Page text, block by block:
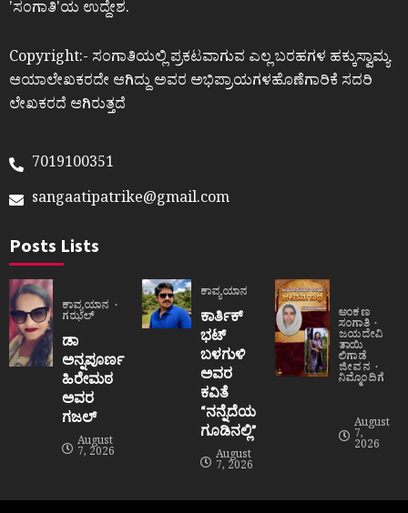
ʼಸಂಗಾತಿʼಯ ಉದ್ದೇಶ.
Copyright:- ಸಂಗಾತಿಯಲ್ಲಿ ಪ್ರಕಟವಾಗುವ ಎಲ್ಲ ಬರಹಗಳ ಹಕ್ಕುಸ್ವಾಮ್ಯ
ಆಯಾಲೇಖಕರದೇ ಆಗಿದ್ದು ಅವರ ಅಭಿಪ್ರಾಯಗಳಹೊಣೆಗಾರಿಕೆ ಸದರಿ
ಲೇಖಕರದೆ ಆಗಿರುತ್ತದೆ
7019100351
sangaatipatrike@gmail.com
Posts Lists
ಕಾವ್ಯಯಾನ
ಗಝಲ್
ಡಾ
ಅನ್ನಪೂರ್ಣ
ಹಿರೇಮಠ
ಅವರ
ಗಜಲ್
August
7, 2026
ಕಾವ್ಯಯಾನ
ಕಾರ್ತಿಕ್
ಭಟ್
ಬಳಗುಳಿ
ಅವರ
ಕವಿತೆ
“ನನ್ನೆದೆಯ
ಗೂಡಿನಲ್ಲಿ”
August
7, 2026
ಅಂಕಣ
ಸಂಗಾತಿ
ಜಯದೇವಿ
ತಾಯಿ
ಲಿಗಾಡೆ
ಜೀವನ
ನಿಮ್ಮೊಂದಿಗೆ
August
7,
2026